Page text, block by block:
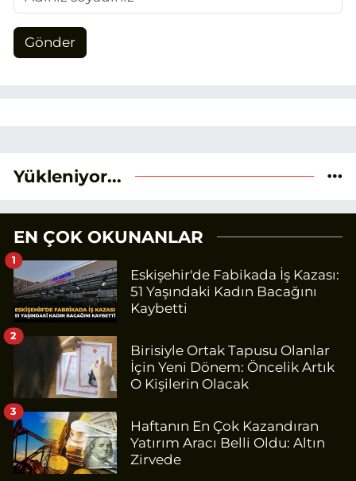
Gönder
Yükleniyor...
EN ÇOK OKUNANLAR
Eskişehir'de Fabikada İş Kazası:
51 Yaşındaki Kadın Bacağını
Kaybetti
1
Birisiyle Ortak Tapusu Olanlar
İçin Yeni Dönem: Öncelik Artık
O Kişilerin Olacak
2
Haftanın En Çok Kazandıran
Yatırım Aracı Belli Oldu: Altın
Zirvede
3